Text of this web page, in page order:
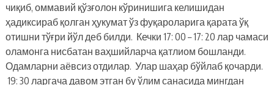
чиқиб, оммавий қўзғолон кўринишига келишидан
ҳадиксираб қолган ҳукумат ўз фуқароларига қарата ўқ
отишни тўғри йўл деб билди. Кечки 17: 00 – 17: 20 лар чамаси
оламонга нисбатан ваҳшийларча қатлиом бошланди.
Одамларни аёвсиз отдилар. Улар шаҳар бўйлаб қочарди.
19: 30 ларгача давом этган бу ўлим санасида мингдан